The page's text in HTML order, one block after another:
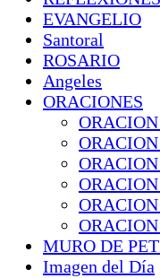
EVANGELIO
Santoral
ROSARIO
Angeles
ORACIONES
MURO DE
Imagen del Día